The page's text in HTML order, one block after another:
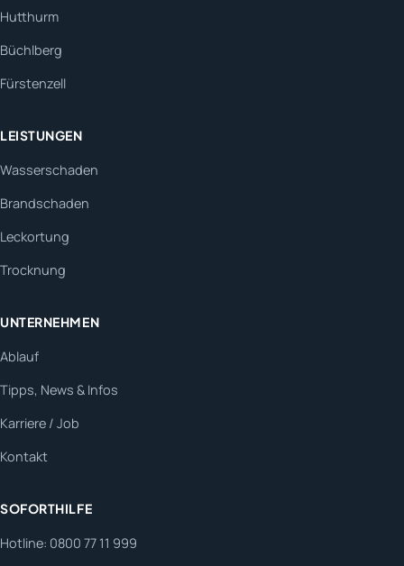
Hutthurm
Büchlberg
Fürstenzell
LEISTUNGEN
Wasserschaden
Brandschaden
Leckortung
Trocknung
UNTERNEHMEN
Ablauf
Tipps, News & Infos
Karriere / Job
Kontakt
SOFORTHILFE
Hotline: 0800 77 11 999